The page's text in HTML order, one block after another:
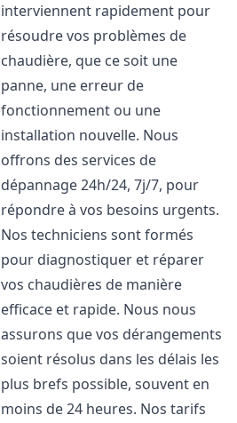
interviennent rapidement pour
résoudre vos problèmes de
chaudière, que ce soit une
panne, une erreur de
fonctionnement ou une
installation nouvelle. Nous
offrons des services de
dépannage 24h/24, 7j/7, pour
répondre à vos besoins urgents.
Nos techniciens sont formés
pour diagnostiquer et réparer
vos chaudières de manière
efficace et rapide. Nous nous
assurons que vos dérangements
soient résolus dans les délais les
plus brefs possible, souvent en
moins de 24 heures. Nos tarifs